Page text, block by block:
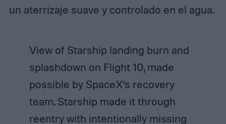
un aterrizaje suave y controlado en el agua.
View of Starship landing burn and
splashdown on Flight 10, made
possible by SpaceX’s recovery
team. Starship made it through
reentry with intentionally missing